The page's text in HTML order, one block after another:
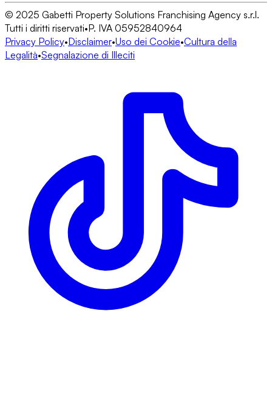
© 2025 Gabetti Property Solutions Franchising Agency s.r.l.
Tutti i diritti riservati•P. IVA 05952840964
Privacy Policy•Disclaimer•Uso dei Cookie•Cultura della
Legalità•Segnalazione di Illeciti